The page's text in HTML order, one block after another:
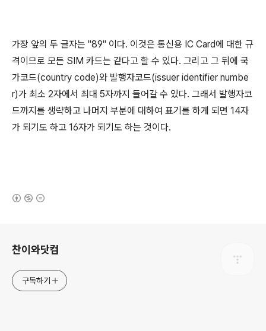
가장 앞의 두 글자는 "89" 이다. 이것은 통신용 IC Card에 대한 규
격이므로 모든 SIM 카드는 같다고 할 수 있다. 그리고 그 뒤에 국
가코드(country code)와 발행자코드(issuer identifier numbe
r)가 최소 2자에서 최대 5자까지 들어갈 수 있다. 그래서 발행자코
드까지를 생략하고 나머지 부분에 대하여 표기를 하게 되면 14자
가 되기도 하고 16자가 되기도 하는 것이다.
찬이와닷컴
구독하기